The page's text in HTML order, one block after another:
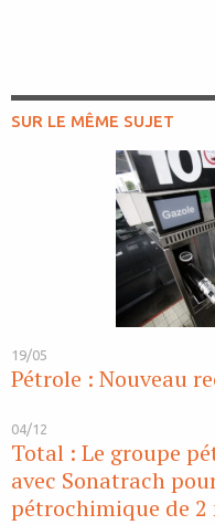
SUR LE MÊME SUJET
19/05
Pétrole : Nouveau
04/12
Total : Le groupe
avec Sonatrach
pétrochimique de 2